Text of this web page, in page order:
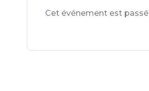
Cet événement est passé